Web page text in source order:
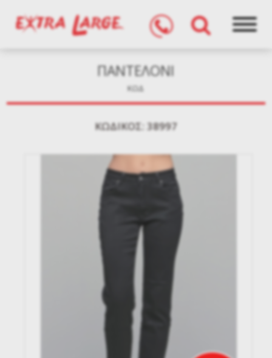
ΠΑΝΤΕΛΟΝΙ
ΚΩΔ
KΩΔΙΚΌΣ: 38997